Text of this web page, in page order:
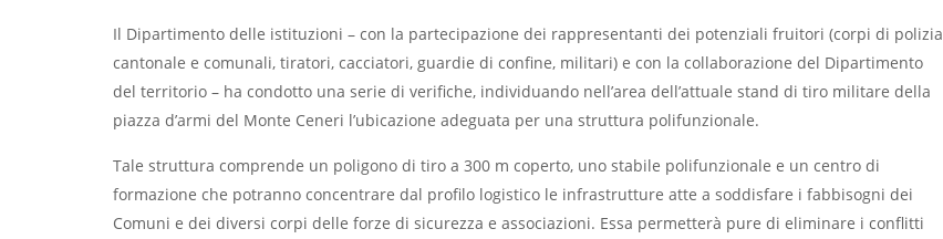
Il Dipartimento delle istituzioni – con la partecipazione dei rappresentanti dei potenziali fruitori (corpi di polizia
cantonale e comunali, tiratori, cacciatori, guardie di confine, militari) e con la collaborazione del Dipartimento
del territorio – ha condotto una serie di verifiche, individuando nell’area dell’attuale stand di tiro militare della
piazza d’armi del Monte Ceneri l’ubicazione adeguata per una struttura polifunzionale.
Tale struttura comprende un poligono di tiro a 300 m coperto, uno stabile polifunzionale e un centro di
formazione che potranno concentrare dal profilo logistico le infrastrutture atte a soddisfare i fabbisogni dei
Comuni e dei diversi corpi delle forze di sicurezza e associazioni. Essa permetterà pure di eliminare i conflitti